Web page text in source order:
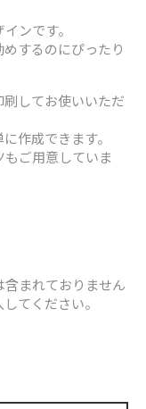
ンです。
するのにぴったり
してお使いいただ
作成できます。
ご用意していま
まれておりません
てください。